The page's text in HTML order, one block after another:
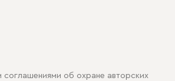
об охране авторских